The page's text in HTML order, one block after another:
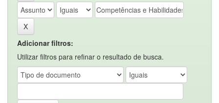
Adicionar filtros:
Utilizar filtros para refinar o resultado de busca.